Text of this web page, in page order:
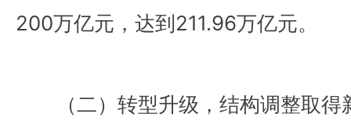
200万亿元，达到211.96万亿元。
（二）转型升级，结构调整取得